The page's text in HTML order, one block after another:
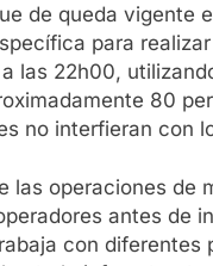
de queda vigente
para
las 22h00,
80
no interfieran con
las operaciones de
antes de
con diferentes